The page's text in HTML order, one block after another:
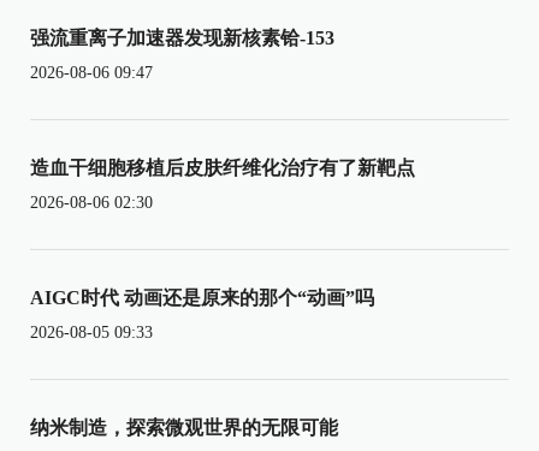
强流重离子加速器发现新核素铪-153
2026-08-06 09:47
造血干细胞移植后皮肤纤维化治疗有了新靶点
2026-08-06 02:30
AIGC时代 动画还是原来的那个“动画”吗
2026-08-05 09:33
纳米制造，探索微观世界的无限可能